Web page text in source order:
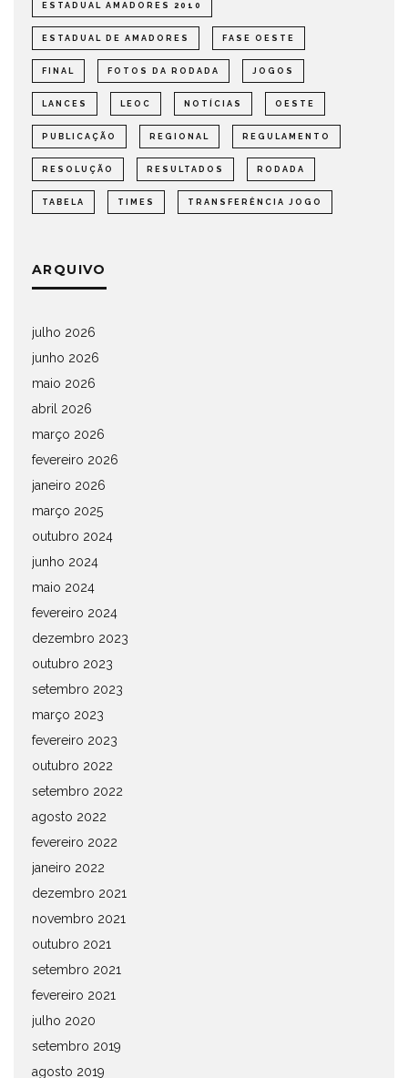
ESTADUAL AMADORES 2010
ESTADUAL DE AMADORES FASE OESTE
FINAL FOTOS DA RODADA JOGOS
LANCES LEOC NOTÍCIAS OESTE
PUBLICAÇÃO REGIONAL REGULAMENTO
RESOLUÇÃO RESULTADOS RODADA
TABELA TIMES TRANSFERÊNCIA JOGO
ARQUIVO
julho 2026
junho 2026
maio 2026
abril 2026
março 2026
fevereiro 2026
janeiro 2026
março 2025
outubro 2024
junho 2024
maio 2024
fevereiro 2024
dezembro 2023
outubro 2023
setembro 2023
março 2023
fevereiro 2023
outubro 2022
setembro 2022
agosto 2022
fevereiro 2022
janeiro 2022
dezembro 2021
novembro 2021
outubro 2021
setembro 2021
fevereiro 2021
julho 2020
setembro 2019
agosto 2019